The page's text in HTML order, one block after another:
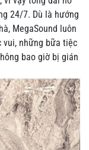
24/7. Dù là hướng
MegaSound luôn
vui, những bữa tiệc
bao giờ bị gián